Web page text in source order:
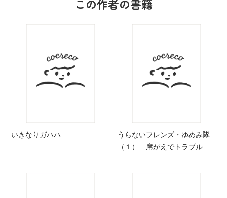
この作者の書籍
いきなりガハハ
うらないフレンズ・ゆめみ隊
（１） 席がえでトラブル